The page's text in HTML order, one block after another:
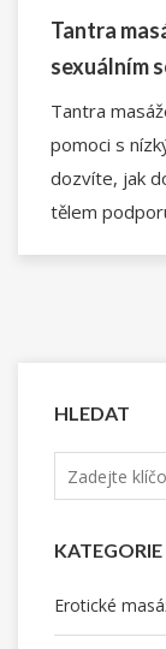
HLEDAT
KATEGORIE
Erotické
Tantra
sexuálním
Tantra
pomoci s
dozvíte, jak
tělem